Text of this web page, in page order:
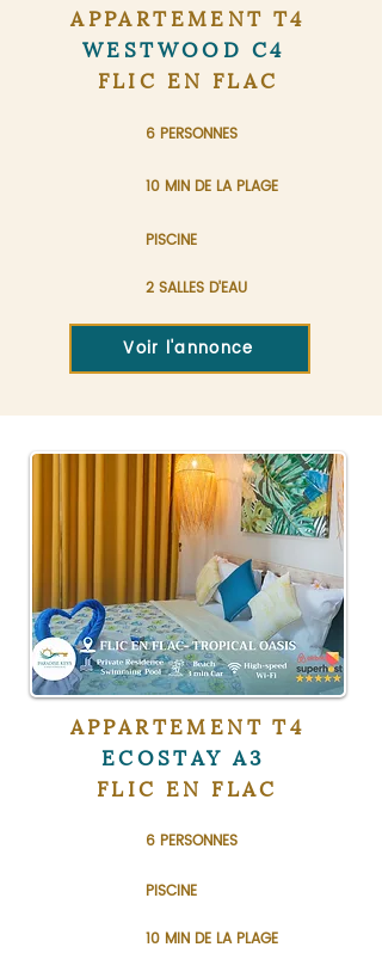
APPARTEMENT T4
WESTWOOD C4
FLIC EN FLAC
6 PERSONNES
10 MIN DE LA PLAGE
PISCINE
2 SALLES D'EAU
Voir l'annonce
APPARTEMENT T4
ECOSTAY A3
FLIC EN FLAC
6 PERSONNES
PISCINE
10 MIN DE LA PLAGE